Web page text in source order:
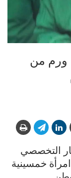
ورم من
التخصصي
خمسينية